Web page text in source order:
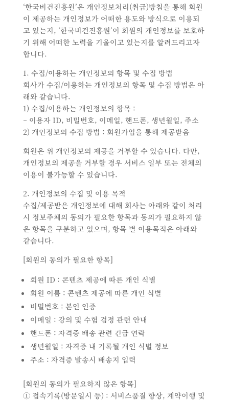
‘한국비건진흥원’은 개인정보처리(취급)방침을 통해 회원
이 제공하는 개인정보가 어떠한 용도와 방식으로 이용되
고 있는지, ‘한국비건진흥원’이 회원의 개인정보를 보호하
기 위해 어떠한 노력을 기울이고 있는지를 알려드리고자
합니다.
1. 수집/이용하는 개인정보의 항목 및 수집 방법
회사가 수집/이용하는 개인정보의 항목 및 수집 방법은 아
래와 같습니다.
1) 수집/이용하는 개인정보의 항목 :
– 이용자 ID, 비밀번호, 이메일, 핸드폰, 생년월일, 주소
2) 개인정보의 수집 방법 : 회원가입을 통해 제공받음
회원은 위 개인정보의 제공을 거부할 수 있습니다. 다만,
개인정보의 제공을 거부할 경우 서비스 일부 또는 전체의
이용이 불가능할 수 있습니다.
2. 개인정보의 수집 및 이용 목적
수집/제공받은 개인정보에 대해 회사는 아래와 같이 처리
시 정보주체의 동의가 필요한 항목과 동의가 필요하지 않
은 항목을 구분하고 있으며, 항목 별 이용목적은 아래와
같습니다.
[회원의 동의가 필요한 항목]
회원 ID : 콘텐츠 제공에 따른 개인 식별
회원 이름 : 콘텐츠 제공에 따른 개인 식별
비밀번호 : 본인 인증
이메일 : 강의 및 수험 검정 관련 안내
핸드폰 : 자격증 배송 관련 긴급 연락
생년월일 : 자격증 내 기록될 개인 식별 정보
주소 : 자격증 발송시 배송지 입력
[회원의 동의가 필요하지 않은 항목]
① 접속기록(방문일시 등) : 서비스품질 향상, 계약이행 및